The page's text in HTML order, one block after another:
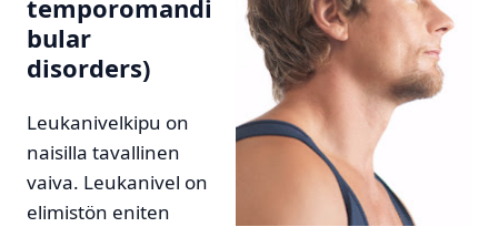
temporomandi
bular
disorders)
Leukanivelkipu on
naisilla tavallinen
vaiva. Leukanivel on
elimistön eniten